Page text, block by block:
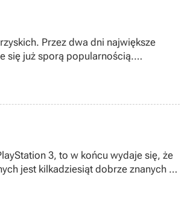
Przez dwa dni największe
się już sporą popularnością.
3, to w końcu wydaje się, że
jest kilkadziesiąt dobrze znanych w